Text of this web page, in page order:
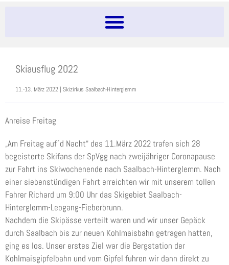
Skiausflug 2022
11.-13. März 2022 | Skizirkus Saalbach-Hinterglemm
Anreise Freitag
„Am Freitag auf´d Nacht“ des 11.März 2022 trafen sich 28
begeisterte Skifans der SpVgg nach zweijähriger Coronapause
zur Fahrt ins Skiwochenende nach Saalbach-Hinterglemm. Nach
einer siebenstündigen Fahrt erreichten wir mit unserem tollen
Fahrer Richard um 9:00 Uhr das Skigebiet Saalbach-
Hinterglemm-Leogang-Fieberbrunn.
Nachdem die Skipässe verteilt waren und wir unser Gepäck
durch Saalbach bis zur neuen Kohlmaisbahn getragen hatten,
ging es los. Unser erstes Ziel war die Bergstation der
Kohlmaisgipfelbahn und vom Gipfel fuhren wir dann direkt zu